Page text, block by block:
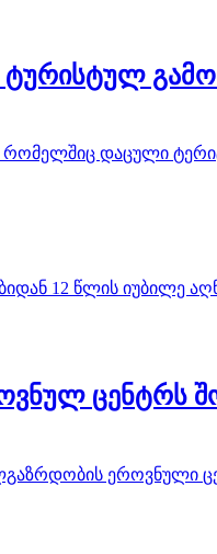
დაცული
12 წლის იუბილე
ცენტრს
ეროვნული